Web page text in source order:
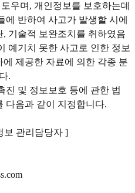
우며, 개인정보를 보호하는데
에 반하여 사고가 발생할 시에
기술적 보완조치를 취하였음
예기치 못한 사고로 인한 정보
제공한 자료에 의한 각종 분
.
및 정보보호 등에 관한 법
다음과 같이 지정합니다.
보 관리담당자 ]